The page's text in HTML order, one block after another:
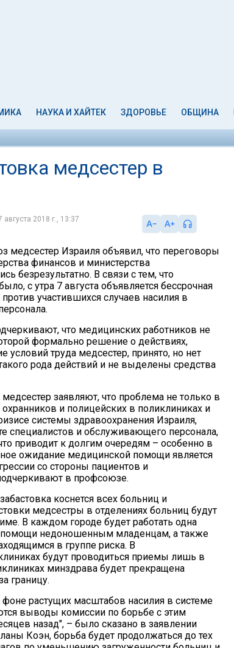
НАУКА И ХАЙТЕК ЗДОРОВЬЕ ОБЩИНА
медсестер в
2018 г., 13:37
медсестер Израиля объявил, что переговоры
финансов и министерства
безрезультатно. В связи с тем, что
с утра 7 августа объявляется бессрочная
против участившихся случаев насилия в
что медицинских работников не
формально решение о действиях,
условий труда медсестер, принято, но нет
рода действий и не выделены средства
заявляют, что проблема не только в
и полицейских в поликлиниках и
системы здравоохранения Израиля,
и обслуживающего персонала,
приводит к долгим очередям – особенно в
ожидание медицинской помощи является
со стороны пациентов и
в профсоюзе.
коснется всех больниц и
медсестры в отделениях больниц будут
В каждом городе будет работать одна
помощи недоношенным младенцам, а также
в группе риска. В
будут проводиться приемы лишь в
минздрава будет прекращена
границу.
растущих масштабов насилия в системе
выводы комиссии по борьбе с этим
назад", – было сказано в заявлении
Коэн, борьба будет продолжаться до тех